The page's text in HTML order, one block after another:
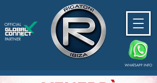
PARTNER
OFFICIAL
WHATSAPP INFO